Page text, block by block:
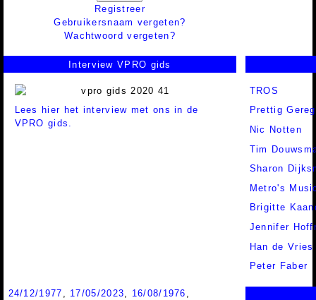
Registreer
Gebruikersnaam vergeten?
Wachtwoord vergeten?
Interview VPRO gids
Lees hier het interview met ons in de
VPRO gids.
TROS
Prettig
Nic Notten
Tim
Sharon
Metro's
Brigitte
Jennifer
Han de Vries
Peter Faber
24/12/1977 17/05/2023 16/08/1976